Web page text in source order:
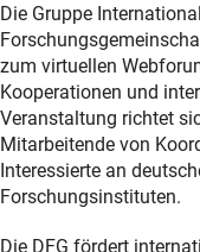
Die Gruppe
zum virtuellen
Kooperationen und
Veranstaltung richtet
Mitarbeitende von
Interessierte an
Forschungsinstituten.
Die DFG fördert